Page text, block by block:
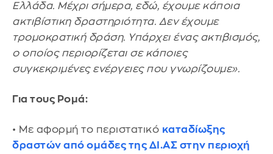
Ελλάδα. Μέχρι σήμερα, εδώ, έχουμε κάποια
ακτιβίστικη δραστηριότητα. Δεν έχουμε
τρομοκρατική δράση. Υπάρχει ένας ακτιβισμός,
ο οποίος περιορίζεται σε κάποιες
συγκεκριμένες ενέργειες που γνωρίζουμε».
Για τους Ρομά:
• Με αφορμή το περιστατικό καταδίωξης
δραστών από ομάδες της ΔΙ.ΑΣ στην περιοχή